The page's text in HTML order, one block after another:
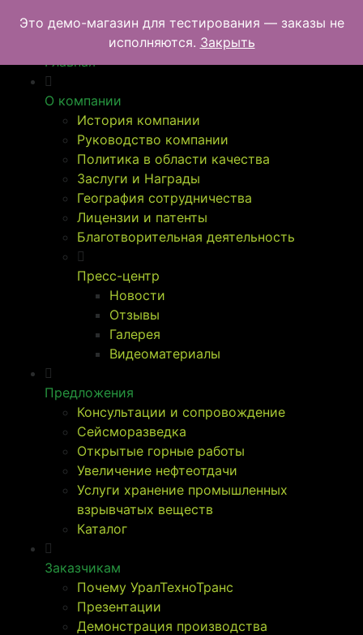
Главная
О компании
История компании
Руководство компании
Политика в области качества
Заслуги и Награды
География сотрудничества
Лицензии и патенты
Благотворительная деятельность
Пресс-центр
Новости
Отзывы
Галерея
Видеоматериалы
Предложения
Консультации и сопровождение
Сейсморазведка
Открытые горные работы
Увеличение нефтеотдачи
Услуги хранение промышленных
взрывчатых веществ
Каталог
Заказчикам
Почему УралТехноТранс
Презентации
Демонстрация производства
Это демо-магазин для тестирования — заказы не
исполняются. Закрыть